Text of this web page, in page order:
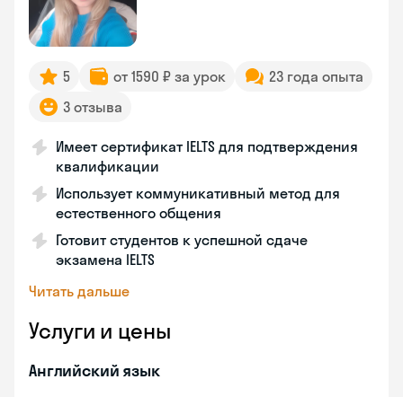
5 от 1590 ₽ за урок
23 года опыта
3 отзыва
Имеет сертификат IELTS для подтверждения
квалификации
Использует коммуникативный метод для
естественного общения
Готовит студентов к успешной сдаче
экзамена IELTS
Читать дальше
Услуги и цены
Английский язык